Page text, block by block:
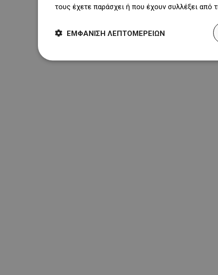
τους έχετε παράσχει ή που έχουν συλλέξει
ΕΜΦΆΝΙΣΗ ΛΕΠΤΟΜΕΡΕΙΏΝ